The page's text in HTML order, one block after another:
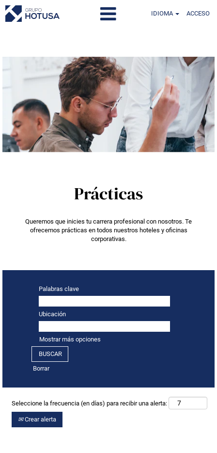
IDIOMA ACCESO
Prácticas
Queremos que inicies tu carrera profesional con nosotros. Te
ofrecemos prácticas en todos nuestros hoteles y oficinas
corporativas.
Palabras clave
Ubicación
Mostrar más opciones
Borrar
Seleccione la frecuencia (en días) para recibir una alerta:
Crear alerta